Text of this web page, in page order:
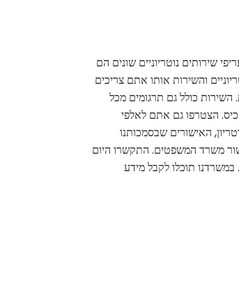
שירותים נוטריוניים שונים הם
והשירות אותו אתם צריכים
השירות כולל גם תרגומים מכל
כיס. הצטרפו גם אתם לאלפי
האישורים שבסמכותנו
משרד המשפטים. התקשרו היום
במשרדנו תוכלו לקבל מידע